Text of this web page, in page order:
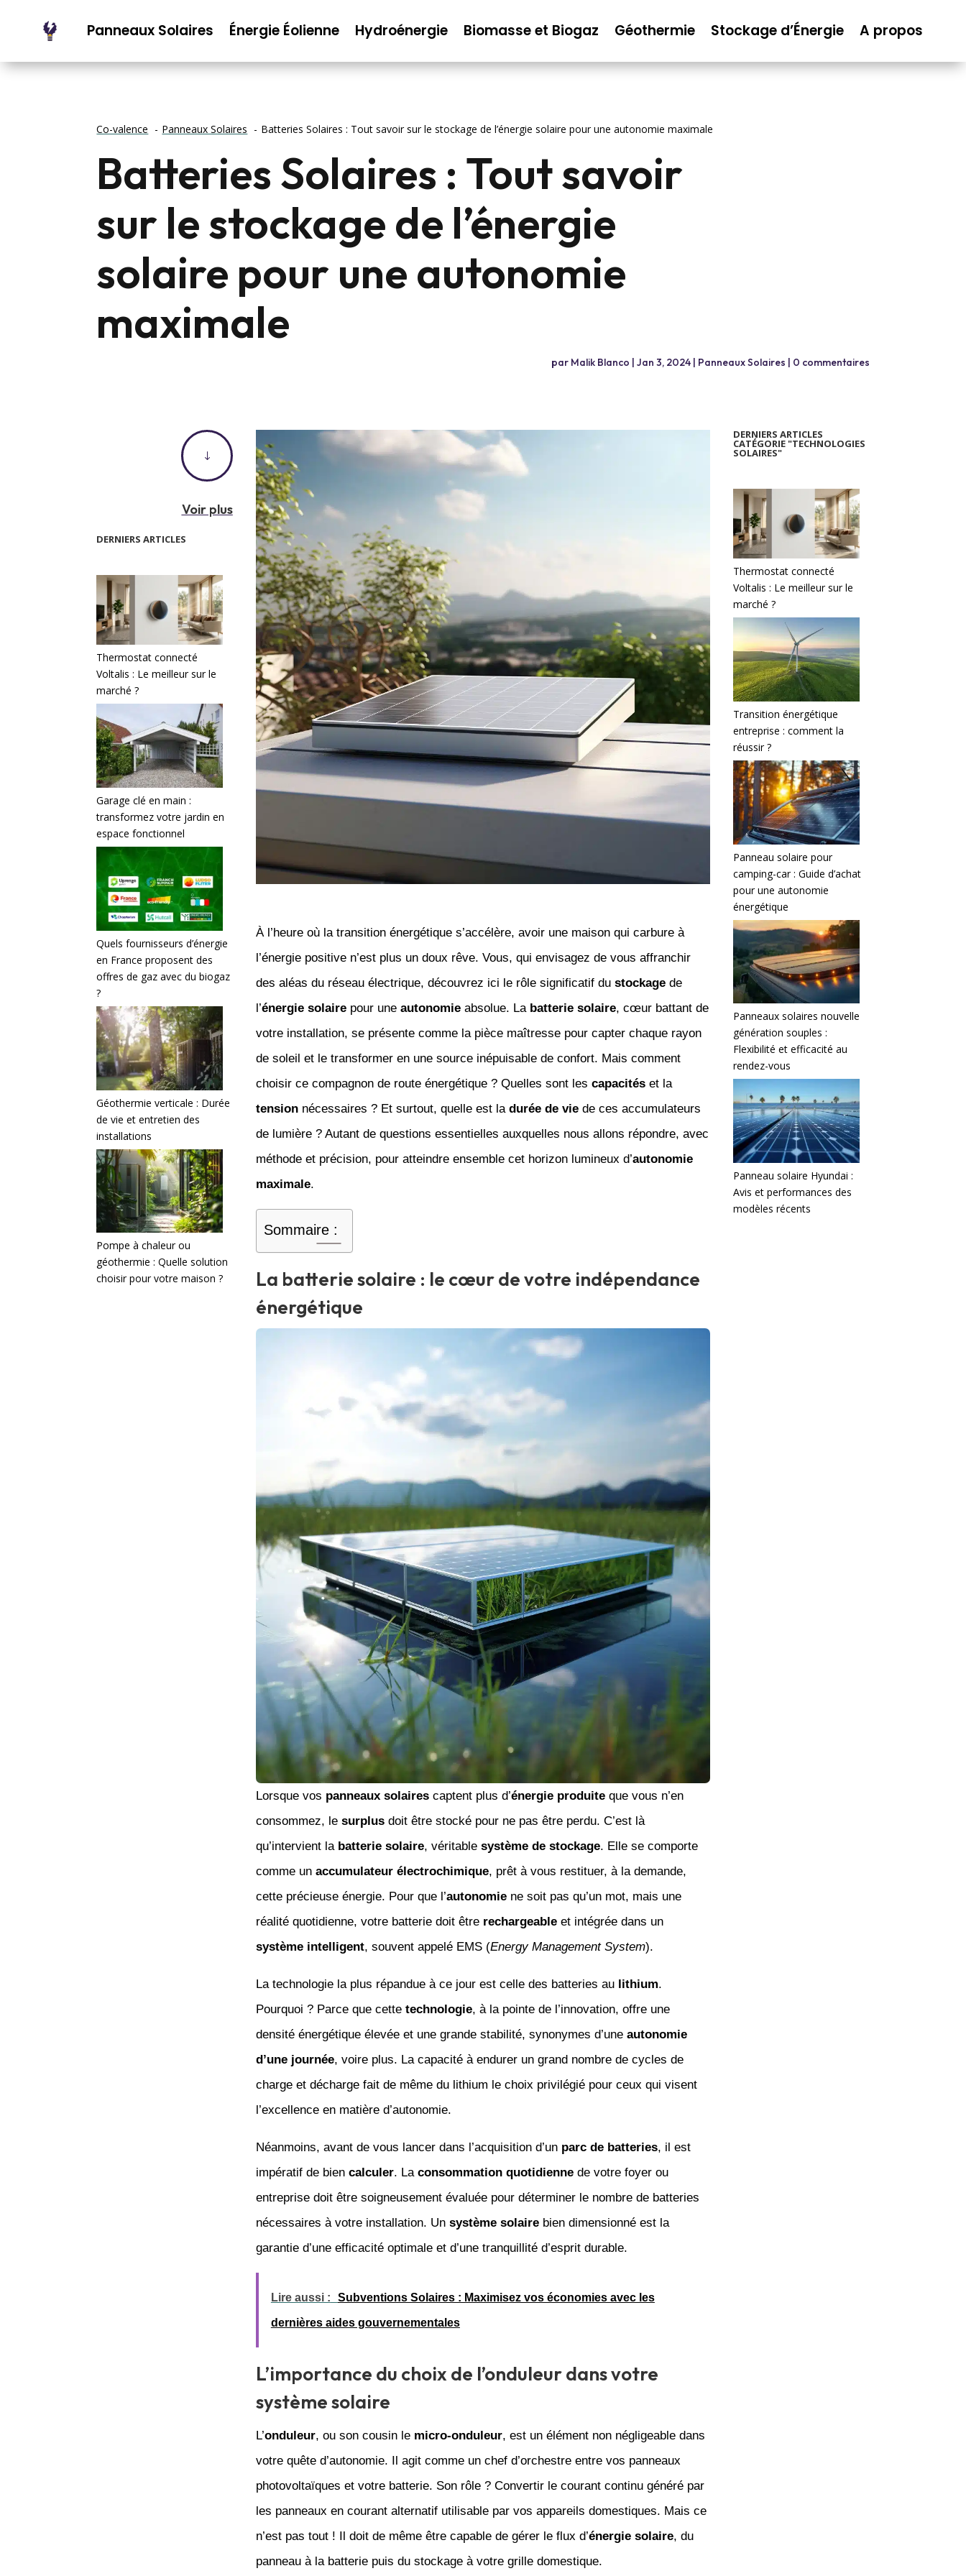
Panneaux Solaires Énergie Éolienne Hydroénergie Biomasse et Biogaz Géothermie Stockage d’Énergie A propos
Co-valence Panneaux Solaires Batteries Solaires : Tout savoir sur le stockage de l’énergie solaire pour une autonomie maximale
Batteries Solaires : Tout savoir
sur le stockage de l’énergie
solaire pour une autonomie
maximale
par Malik Blanco | Jan 3, 2024| Panneaux Solaires | 0 commentaires
"
Voir plus
DERNIERS ARTICLES
Thermostat connecté
Voltalis : Le meilleur sur le
marché ?
Garage clé en main :
transformez votre jardin en
espace fonctionnel
Quels fournisseurs d’énergie
en France proposent des
offres de gaz avec du biogaz
?
Géothermie verticale : Durée
de vie et entretien des
installations
Pompe à chaleur ou
géothermie : Quelle solution
choisir pour votre maison ?
À l’heure où la transition énergétique s’accélère, avoir une maison qui carbure à
l’énergie positive n’est plus un doux rêve. Vous, qui envisagez de vous affranchir
des aléas du réseau électrique, découvrez ici le rôle significatif du stockagede
l’énergie solairepour une autonomieabsolue. La batterie solaire, cœur battant de
votre installation, se présente comme la pièce maîtresse pour capter chaque rayon
de soleil et le transformer en une source inépuisable de confort. Mais comment
choisir ce compagnon de route énergétique ? Quelles sont les capacitéset la
tensionnécessaires ? Et surtout, quelle est la durée de viede ces accumulateurs
de lumière ? Autant de questions essentielles auxquelles nous allons répondre, avec
méthode et précision, pour atteindre ensemble cet horizon lumineux d’autonomie
maximale.
Sommaire :
La batterie solaire : le cœur de votre indépendance
énergétique
Lorsque vos panneaux solairescaptent plus d’énergie produiteque vous n’en
consommez, le surplusdoit être stocké pour ne pas être perdu. C’est là
qu’intervient la batterie solaire, véritable système de stockage. Elle se comporte
comme un accumulateur électrochimique, prêt à vous restituer, à la demande,
cette précieuse énergie. Pour que l’autonomiene soit pas qu’un mot, mais une
réalité quotidienne, votre batterie doit être rechargeableet intégrée dans un
système intelligent, souvent appelé EMS (Energy Management System).
La technologie la plus répandue à ce jour est celle des batteries au lithium.
Pourquoi ? Parce que cette technologie, à la pointe de l’innovation, offre une
densité énergétique élevée et une grande stabilité, synonymes d’une autonomie
d’une journée, voire plus. La capacité à endurer un grand nombre de cycles de
charge et décharge fait de même du lithium le choix privilégié pour ceux qui visent
l’excellence en matière d’autonomie.
Néanmoins, avant de vous lancer dans l’acquisition d’un parc de batteries, il est
impératif de bien calculer. La consommation quotidiennede votre foyer ou
entreprise doit être soigneusement évaluée pour déterminer le nombre de batteries
nécessaires à votre installation. Un système solairebien dimensionné est la
garantie d’une efficacité optimale et d’une tranquillité d’esprit durable.
Lire aussi : Subventions Solaires : Maximisez vos économies avec les
dernières aides gouvernementales
L’importance du choix de l’onduleur dans votre
système solaire
L’onduleur, ou son cousin le micro-onduleur, est un élément non négligeable dans
votre quête d’autonomie. Il agit comme un chef d’orchestre entre vos panneaux
photovoltaïques et votre batterie. Son rôle ? Convertir le courant continu généré par
les panneaux en courant alternatif utilisable par vos appareils domestiques. Mais ce
n’est pas tout ! Il doit de même être capable de gérer le flux d’énergie solaire, du
panneau à la batterie puis du stockage à votre grille domestique.
DERNIERS ARTICLES
CATÉGORIE "TECHNOLOGIES
SOLAIRES"
Thermostat connecté
Voltalis : Le meilleur sur le
marché ?
Transition énergétique
entreprise : comment la
réussir ?
Panneau solaire pour
camping-car : Guide d’achat
pour une autonomie
énergétique
Panneaux solaires nouvelle
génération souples :
Flexibilité et efficacité au
rendez-vous
Panneau solaire Hyundai :
Avis et performances des
modèles récents